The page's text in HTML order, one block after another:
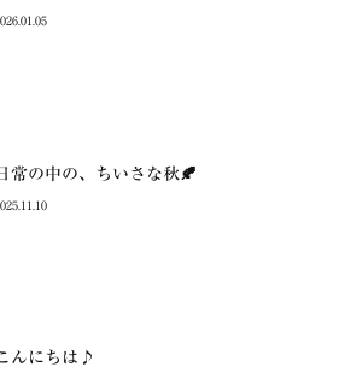
日常の中の、ちいさな秋🍂
んにちは♪